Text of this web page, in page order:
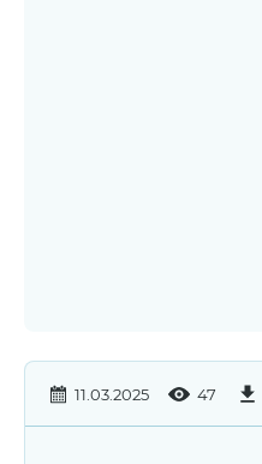
11.03.2025 47